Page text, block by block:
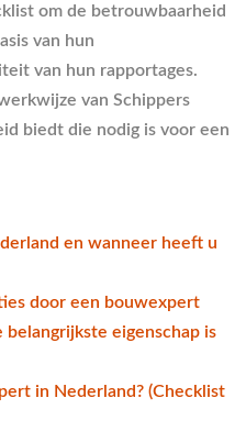
om de betrouwbaarheid
van hun
van hun rapportages.
van Schippers
biedt die nodig is voor een
en wanneer heeft u
door een bouwexpert
eigenschap is
in Nederland? (Checklist